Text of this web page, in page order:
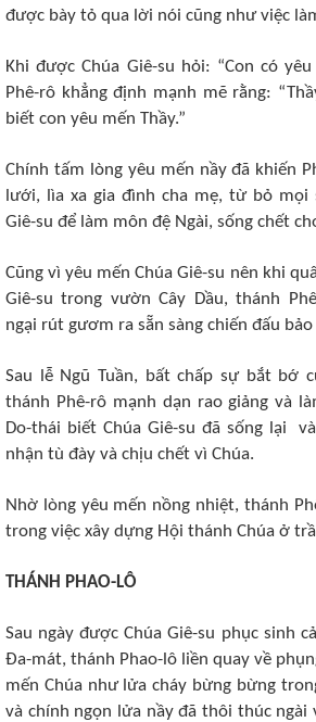
được bày tỏ qua lời nói cũng như việc
Khi được Chúa Giê-su hỏi: “Con có
Phê-rô khẳng định mạnh mẽ rằng:
biết con yêu mến Thầy.”
Chính tấm lòng yêu mến nầy đã khiến
lưới, lìa xa gia đình cha mẹ, từ bỏ mọi
Giê-su để làm môn đệ Ngài, sống chết
Cũng vì yêu mến Chúa Giê-su nên khi
Giê-su trong vườn Cây Dầu, thánh
ngại rút gươm ra sẵn sàng chiến đấu
Sau lễ Ngũ Tuần, bất chấp sự bắt bớ
thánh Phê-rô mạnh dạn rao giảng và
Do-thái biết Chúa Giê-su đã sống lại
nhận tù đày và chịu chết vì Chúa.
Nhờ lòng yêu mến nồng nhiệt, thánh
trong việc xây dựng Hội thánh Chúa ở
THÁNH PHAO-LÔ
Sau ngày được Chúa Giê-su phục sinh
Đa-mát, thánh Phao-lô liền quay về
mến Chúa như lửa cháy bừng bừng
và chính ngọn lửa nầy đã thôi thúc